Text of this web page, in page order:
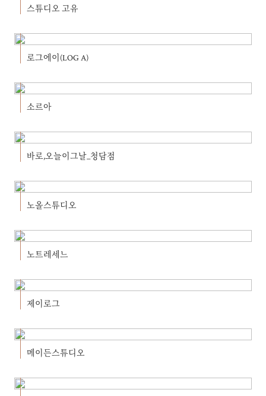
스튜디오 고유
로그에이(LOG A)
소르아
바로,오늘이그날_청담점
노올스튜디오
노트레세느
제이로그
메이든스튜디오